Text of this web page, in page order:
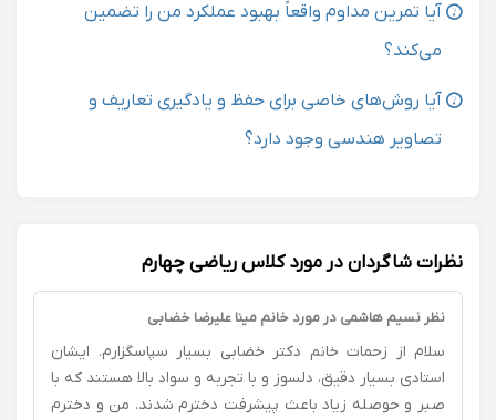
آیا تمرین مداوم واقعاً بهبود عملکرد من را تضمین
می‌کند؟
آیا روش‌های خاصی برای حفظ و یادگیری تعاریف و
تصاویر هندسی وجود دارد؟
نظرات شاگردان در مورد کلاس ریاضی چهارم
نظر نسیم هاشمی در مورد خانم مینا علیرضا خضابی
سلام از زحمات خانم دکتر خضابی بسیار سپاسگزارم. ایشان
استادی بسیار دقیق، دلسوز و با تجربه و سواد بالا هستند که با
صبر و حوصله زیاد باعث پیشرفت دخترم شدند. من و دخترم